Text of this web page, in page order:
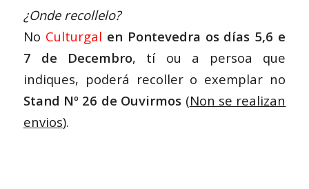
¿Onde recollelo?
No Culturgal en Pontevedra os días 5,6 e
7 de Decembro, tí ou a persoa que
indiques, poderá recoller o exemplar no
Stand Nº 26 de Ouvirmos (Non se realizan
envios).